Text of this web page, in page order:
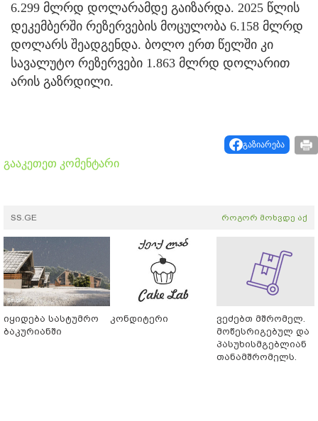
6.299 მლრდ დოლარამდე გაიზარდა. 2025 წლის
დეკემბერში რეზერვების მოცულობა 6.158 მლრდ
დოლარს შეადგენდა. ბოლო ერთ წელში კი
სავალუტო რეზერვები 1.863 მლრდ დოლარით
არის გაზრდილი.
გაზიარება
გააკეთეთ კომენტარი
SS.GE როგორ მოხვდე აქ
იყიდება სასტუმრო
ბაკურიანში
კონდიტერი
ვეძებთ მშრომელ.
მოწესრიგებულ და
პასუხისმგებლიან
თანამშრომელს.